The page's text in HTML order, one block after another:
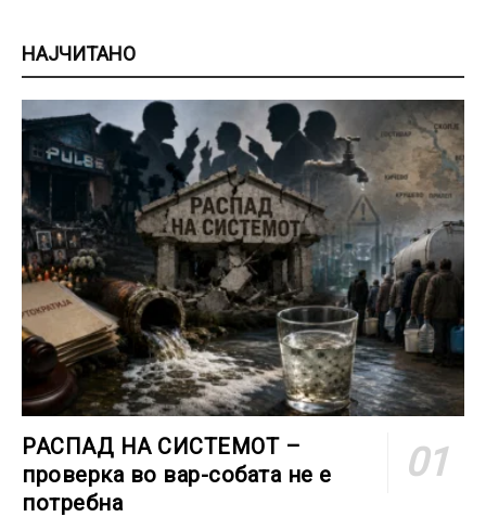
НАЈЧИТАНО
РАСПАД НА СИСТЕМОТ –
проверка во вар-собата не е
потребна